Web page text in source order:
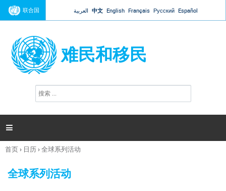
Jump to navigation
联合国 العربية 中文 English Français Русский Español
难民和移民
搜
索

你
这
首页› 日历›全球系列活动
全球系列活动